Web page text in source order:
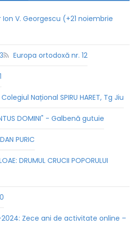
V. Georgescu (+21 noiembrie
Europa ortodoxă nr. 12
Național SPIRU HARET, Tg Jiu
DOMINI" - Galbenă gutuie
PURIC
DRUMUL CRUCII POPORULUI
Zece ani de activitate online –